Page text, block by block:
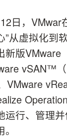
日，VMwar
”从虚拟化到
新版VMware
vSAN™
VMware
运行、管理